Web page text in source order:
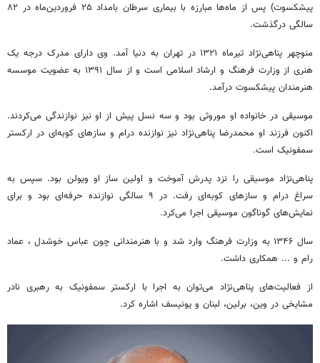
پیشکسوت) پس از ماه‌ها مبارزه با بیماری سرطان بامداد ۲۵ فروردین‌ماه در ۸۲
سالگی درگذشت.
منوچهر پناهی‌نژاد تیرماه ۱۳۲۱ در تهران به دنیا آمد. وی دارای مدرک درجه یک
هنری از وزارت فرهنگ و ارشاد اسلامی است و از سال ۱۳۹۱ به عضویت موسسه
هنرمندان پیشکسوت درآمد.
موسیقی در خانواده او موروثی بود و سه نسل پیش از او نیز نوازندگی می‌کردند.
اکنون فرزند او محمدرضا پناهی‌نژاد نیز نوازنده درام و سازهای کوبه‌ای در ارکستر
سمفونیک است.
پناهی‌نژاد موسیقی را نزد پدرش آموخت و اولین ساز او ویولن بود. سپس به
سراغ درام و سازهای کوبه‌ای رفت. در ۹ سالگی نوازنده حرفه‌ای بود و برای
نمایش‌های گوناگون موسیقی اجرا می‌کرد.
سال ۱۳۴۶ به وزارت فرهنگ وارد شد و با هنرمندانی چون عباس خوشدل ، عماد
رام و ... همکاری داشت.
از فعالیت‌های پناهی‌نژاد می‌توان به اجرا با ارکستر سمفونیک به رهبری نادر
مشایخی در وین، برلین، لبنان و یونیسف اشاره کرد.